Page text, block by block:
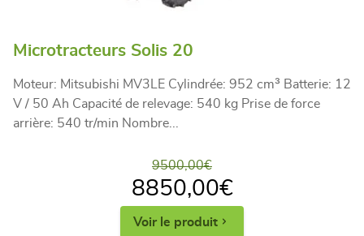
Microtracteurs Solis 20
Moteur: Mitsubishi MV3LE Cylindrée: 952 cm³ Batterie: 12
V / 50 Ah Capacité de relevage: 540 kg Prise de force
arrière: 540 tr/min Nombre...
9500,00€
8850,00€
Voir le produit